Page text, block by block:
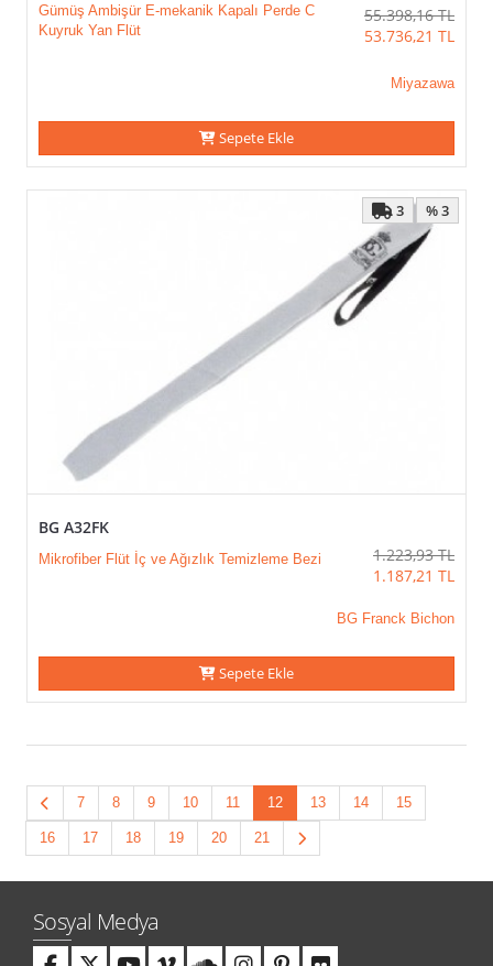
Gümüş Ambişür E-mekanik Kapalı Perde C
Kuyruk Yan Flüt
55.398,16 TL
53.736,21 TL
Miyazawa
Sepete Ekle
% 3
3
BG A32FK
Mikrofiber Flüt İç ve Ağızlık Temizleme Bezi 1.223,93 TL
1.187,21 TL
BG Franck Bichon
Sepete Ekle
7 8 9 10 11 12 13 14 15
16 17 18 19 20 21
Sosyal Medya